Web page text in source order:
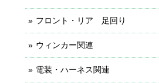
フロント・リア 足回り
ウィンカー関連
電装・ハーネス関連